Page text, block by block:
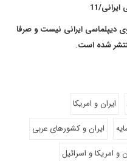
11
دیپلماسی ایرانی نیست و صرفا
شده است.
ایران و امریکا
ایران و کشورهای عربی
و امریکا و اسرائیل